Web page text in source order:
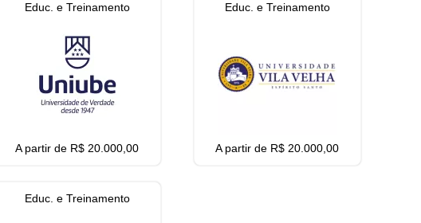
Educ. e Treinamento
A partir de R$ 20.000,00
Educ. e Treinamento
A partir de R$ 20.000,00
Educ. e Treinamento